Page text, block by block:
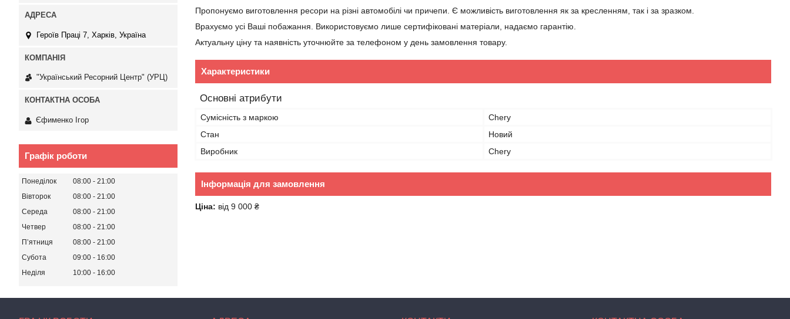
Пропонуємо виготовлення ресори на різні автомобілі чи причепи. Є можливість виготовлення як за кресленням, так і за зразком.
Врахуємо усі Ваші побажання. Використовуємо лише сертифіковані матеріали, надаємо гарантію.
Актуальну ціну та наявність уточнюйте за телефоном у день замовлення товару.
Характеристики
Основні атрибути
Сумісність з маркою
Chery
Стан
Новий
Виробник
Chery
Інформація для замовлення
Ціна: від 9 000 ₴
Героїв Праці 7, Харків, Україна
"Український Ресорний Центр" (УРЦ)
Єфименко Ігор
Графік роботи
Понеділок 08:00
21:00
Вівторок
08:00
21:00
Середа
08:00
21:00
Четвер
08:00
21:00
Пʼятниця
08:00
21:00
Субота
09:00
16:00
Неділя
10:00 16:00